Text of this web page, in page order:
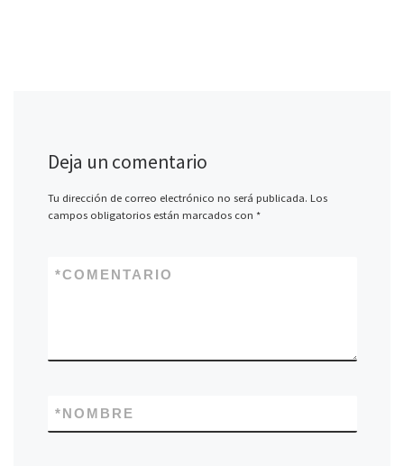
Deja un comentario
Tu dirección de correo electrónico no será publicada. Los
campos obligatorios están marcados con *
COMENTARIO
*
NOMBRE
*